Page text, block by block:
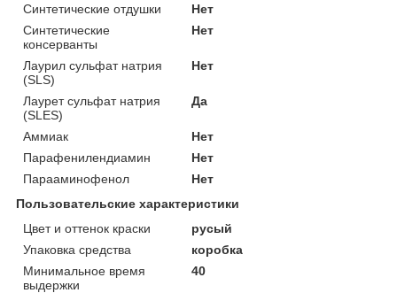
Синтетические отдушки
Нет
Синтетические
консерванты
Нет
Лаурил сульфат натрия
(SLS)
Нет
Лаурет сульфат натрия
(SLES)
Да
Аммиак
Нет
Парафенилендиамин
Нет
Парааминофенол
Нет
Пользовательские характеристики
Цвет и оттенок краски
русый
Упаковка средства
коробка
Минимальное время
выдержки
40